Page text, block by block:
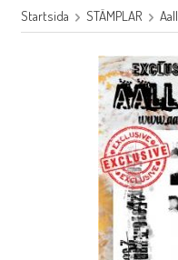
Startsida STÄMPLAR